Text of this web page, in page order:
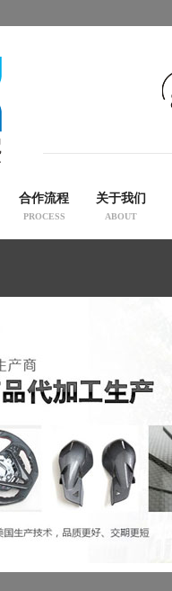
合作流程
PROCESS
关于我们
ABOUT